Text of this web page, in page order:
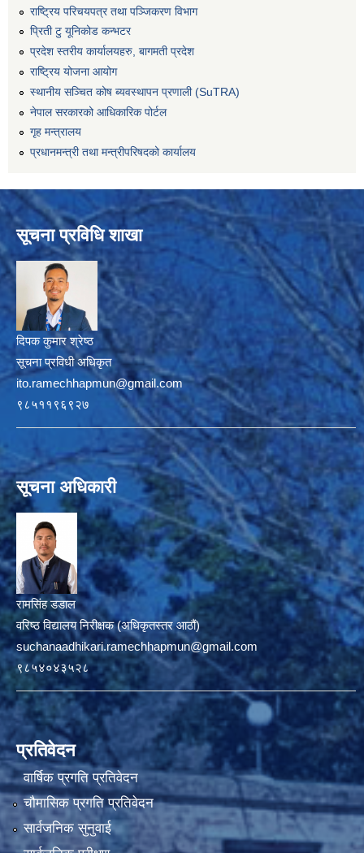
राष्ट्रिय परिचयपत्र तथा पञ्जिकरण विभाग
प्रिती टु यूनिकोड कन्भटर
प्रदेश स्तरीय कार्यालयहरु, बागमती प्रदेश
राष्ट्रिय योजना आयोग
स्थानीय सञ्चित कोष ब्यवस्थापन प्रणाली (SuTRA)
नेपाल सरकारको आधिकारिक पोर्टल
गृह मन्त्रालय
प्रधानमन्त्री तथा मन्त्रीपरिषदको कार्यालय
सूचना प्रविधि शाखा
दिपक कुमार श्रेष्ठ
सूचना प्रविधी अधिकृत
ito.ramechhapmun@gmail.com
९८५११९६९२७
सूचना अधिकारी
रामसिंह डडाल
वरिष्ठ विद्यालय निरीक्षक (अधिकृतस्तर आठौं)
suchanaadhikari.ramechhapmun@gmail.com
९८५४०४३५२८
प्रतिवेदन
वार्षिक प्रगति प्रतिवेदन
चौमासिक प्रगति प्रतिवेदन
सार्वजनिक सुनुवाई